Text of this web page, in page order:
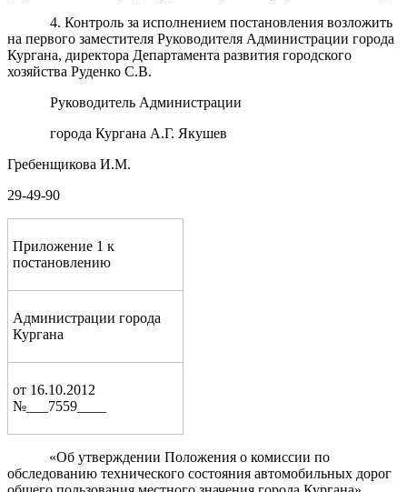
4. Контроль за исполнением постановления возложить
на первого заместителя Руководителя Администрации города
Кургана, директора Департамента развития городского
хозяйства Руденко С.В.
Руководитель Администрации
города Кургана А.Г. Якушев
Гребенщикова И.М.
29-49-90
Приложение 1 к
постановлению
Администрации города
Кургана
от 16.10.2012
№___7559____
«Об утверждении Положения о комиссии по
обследованию технического состояния автомобильных дорог